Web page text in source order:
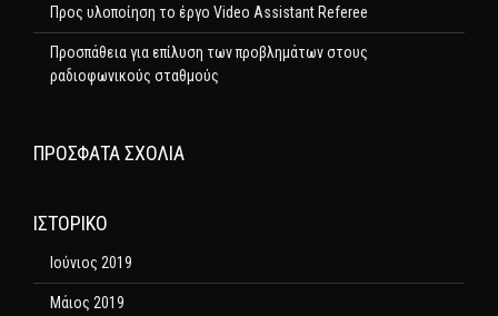
Προς υλοποίηση το έργο Video Assistant Referee
Προσπάθεια για επίλυση των προβλημάτων στους
ραδιοφωνικούς σταθμούς
ΠΡΌΣΦΑΤΑ ΣΧΌΛΙΑ
ΙΣΤΟΡΙΚΌ
Ιούνιος 2019
Μάιος 2019